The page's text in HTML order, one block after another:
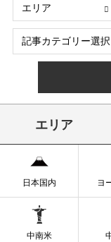
エリア
日本国内 ヨ
中南米